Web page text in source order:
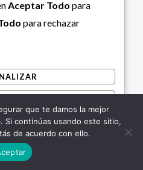
Aceptar Todo para
para rechazar
TODO
que te damos la mejor
Si continúas usando este sitio,
de acuerdo con ello.